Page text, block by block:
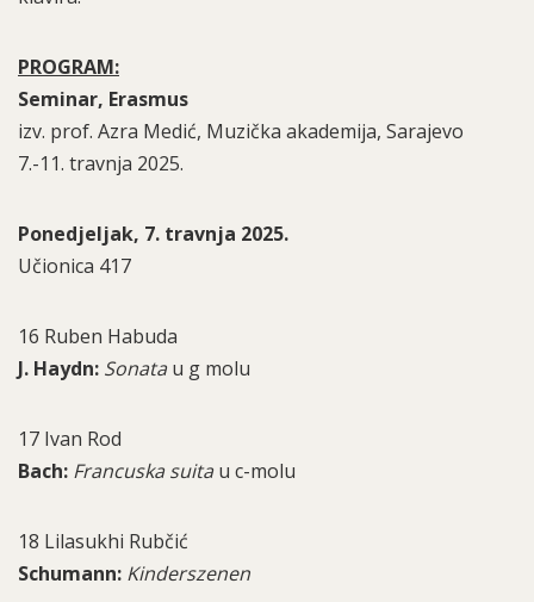
PROGRAM:
Seminar, Erasmus
izv. prof. Azra Medić, Muzička akademija, Sarajevo
7.-11. travnja 2025.
Ponedjeljak, 7. travnja 2025.
Učionica 417
16 Ruben Habuda
J. Haydn: Sonata u g molu
17 Ivan Rod
Bach: Francuska suita u c-molu
18 Lilasukhi Rubčić
Schumann: Kinderszenen